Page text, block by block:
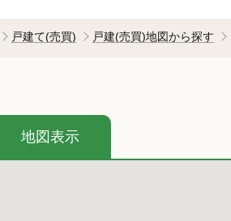
戸建て(売買) 戸建(売買)地図から探す
地図表示